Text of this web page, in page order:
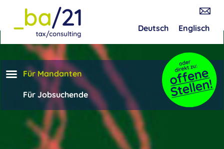
Deutsch Englisch
Für Mandanten
Für Jobsuchende